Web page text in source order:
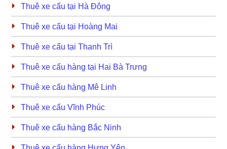
Thuê xe cẩu tại Hà Đông
Thuê xe cẩu tại Hoàng Mai
Thuê xe cẩu tại Thanh Trì
Thuê xe cẩu hàng tại Hai Bà Trưng
Thuê xe cẩu hàng Mê Linh
Thuê xe cẩu Vĩnh Phúc
Thuê xe cẩu hàng Bắc Ninh